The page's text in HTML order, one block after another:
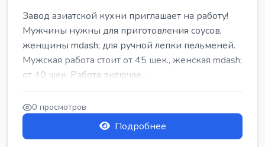
Завод азиатской кухни приглашает на работу!
Мужчины нужны для приготовления соусов,
женщины mdash; для ручной лепки пельменей.
Мужская работа стоит от 45 шек., женская mdash;
от 40 шек. Работа включае...
0 просмотров
Подробнее